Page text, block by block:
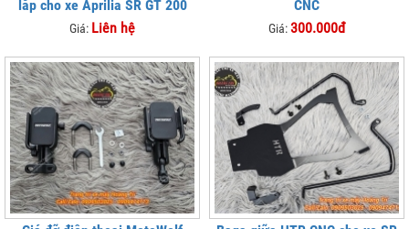
lắp cho xe Aprilia SR GT 200
Giá: Liên hệ
CNC
Giá:300.000đ